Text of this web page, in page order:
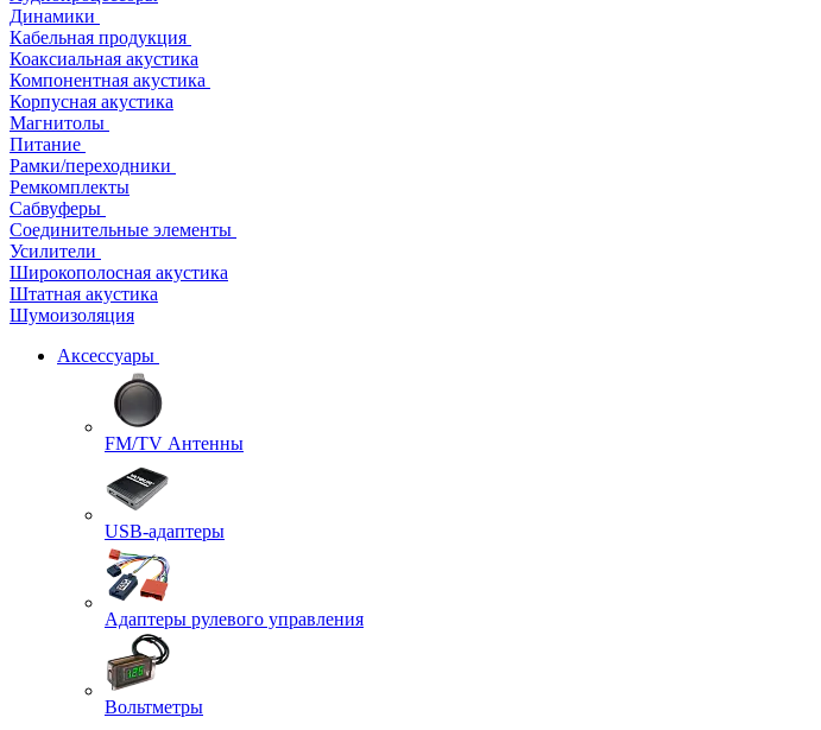
Динамики
Кабельная продукция
Коаксиальная акустика
Компонентная акустика
Корпусная акустика
Магнитолы
Питание
Рамки/переходники
Ремкомплекты
Сабвуферы
Соединительные элементы
Усилители
Широкополосная акустика
Штатная акустика
Шумоизоляция
Аксессуары
FM/TV Антенны
USB-адаптеры
Адаптеры рулевого управления
Вольтметры